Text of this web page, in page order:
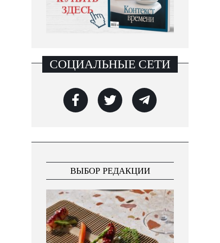
СОЦИАЛЬНЫЕ СЕТИ
ВЫБОР РЕДАКЦИИ